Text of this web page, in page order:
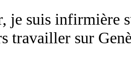
je suis infirmière
travailler sur